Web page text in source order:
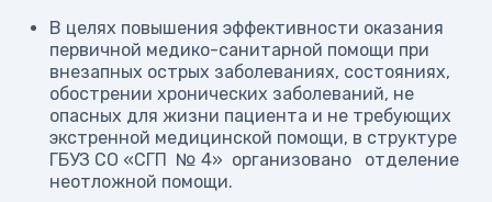
В целях повышения эффективности оказания
первичной медико-санитарной помощи при
внезапных острых заболеваниях, состояниях,
обострении хронических заболеваний, не
опасных для жизни пациента и не требующих
экстренной медицинской помощи, в структуре
ГБУЗ СО «СГП № 4» организовано отделение
неотложной помощи.